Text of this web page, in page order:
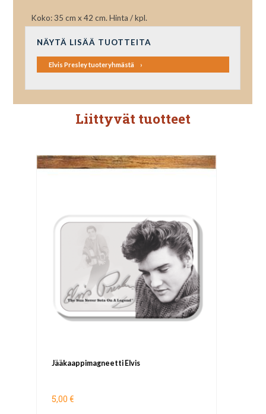
Koko: 35 cm x 42 cm. Hinta / kpl.
NÄYTÄ LISÄÄ TUOTTEITA
Elvis Presley tuoteryhmästä
Liittyvät tuotteet
Jääkaappimagneetti Elvis
5,00 €